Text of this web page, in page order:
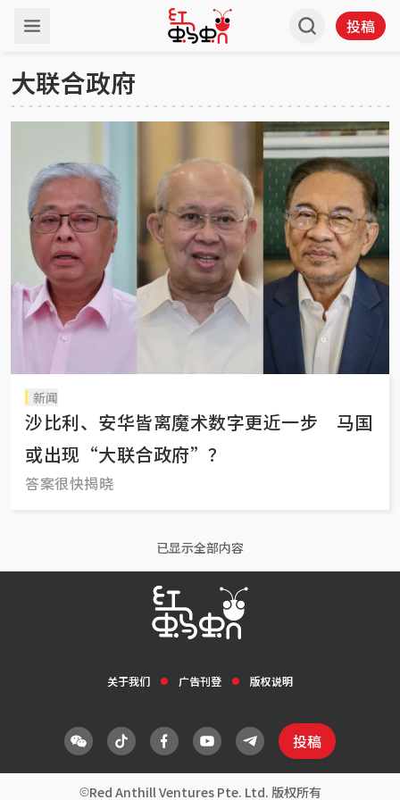
投稿
大联合政府
新闻
沙比利、安华皆离魔术数字更近一步 马国
或出现“大联合政府”？
答案很快揭晓
已显示全部内容
关于我们 广告刊登 版权说明
投稿
Red Anthill Ventures Pte. Ltd. 版权所有